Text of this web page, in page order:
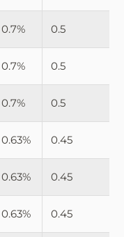
0.7% 0.5
0.7% 0.5
0.7% 0.5
0.63% 0.45
0.63% 0.45
0.63% 0.45